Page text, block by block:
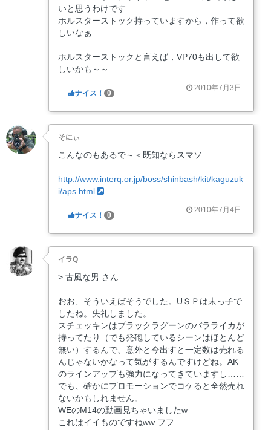
いと思うわけです
ホルスターストック持っていますから，作って欲
しいなぁ
ホルスターストックと言えば，VP70も出して欲
しいかも～～
2010年7月3日
ナイス！ 0
そにぃ
こんなのもあるで～＜既知ならスマソ
http://www.interq.or.jp/boss/shinbash/kit/kaguzuk
i/aps.html
2010年7月4日
ナイス！ 0
イラQ
> 古風な男 さん
おお、そういえばそうでした。UＳＰは末っ子で
したね。失礼しました。
スチェッキンはブラックラグーンのバラライカが
持ってたり（でも発砲しているシーンはほとんど
無い）するんで、意外と今出すと一定数は売れる
んじゃないかなって気がするんですけどね。AK
のラインアップも強力になってきていますし……
でも、確かにプロモーションでコケると全然売れ
ないかもしれません。
WEのM14の動画見ちゃいましたw
これはイイものですねww フフ